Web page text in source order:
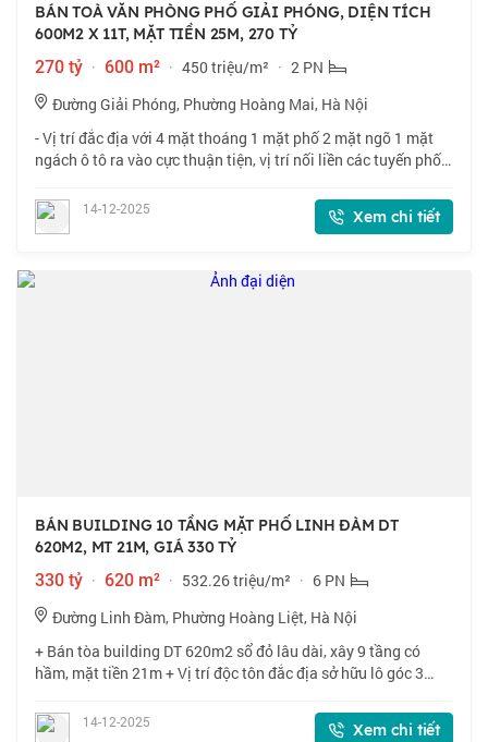
BÁN TOÀ VĂN PHÒNG PHỐ GIẢI PHÓNG, DIỆN TÍCH
600M2 X 11T, MẶT TIỀN 25M, 270 TỶ
270 tỷ · 600 m² · 450 triệu/m² · 2 PN
Đường Giải Phóng, Phường Hoàng Mai, Hà Nội
- Vị trí đắc địa với 4 mặt thoáng 1 mặt phố 2 mặt ngõ 1 mặt
ngách ô tô ra vào cực thuận tiện, vị trí nối liền các tuyến phố
sầm uất. Khách
14-12-2025 Xem chi tiết
BÁN BUILDING 10 TẦNG MẶT PHỐ LINH ĐÀM DT
620M2, MT 21M, GIÁ 330 TỶ
330 tỷ · 620 m² · 532.26 triệu/m² · 6 PN
Đường Linh Đàm, Phường Hoàng Liệt, Hà Nội
+ Bán tòa building DT 620m2 sổ đỏ lâu dài, xây 9 tầng có
hầm, mặt tiền 21m + Vị trí độc tôn đắc địa sở hữu lô góc 3
như này sổ đỏ lâu dài là
14-12-2025 Xem chi tiết